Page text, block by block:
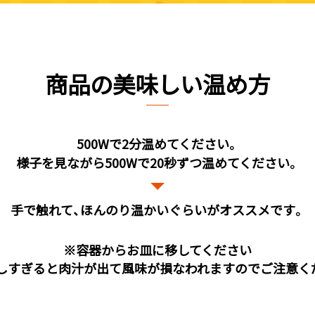
商品の美味しい温め方
500Wで2分温めてください。
様子を見ながら500Wで20秒ずつ温めてください。
手で触れて、ほんのり温かいぐらいがオススメです。
※容器からお皿に移してください
ぎると肉汁が出て風味が損なわれますのでご注意く